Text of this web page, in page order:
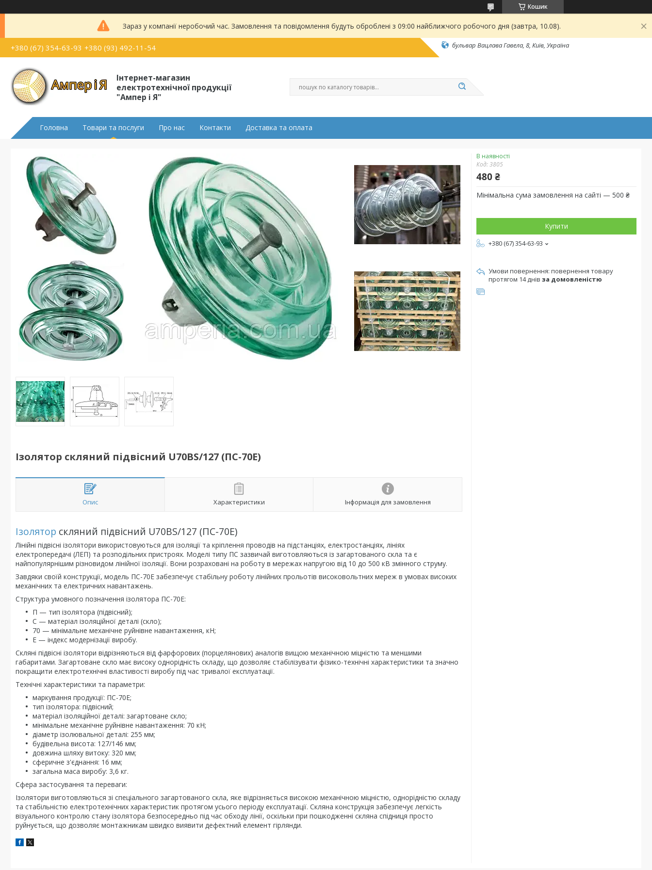
Кошик
Зараз у компанії неробочий час. Замовлення та повідомлення будуть оброблені з 09:00 найближчого робочого дня (завтра, 10.08).
+380 (67) 354-63-93 +380 (93) 492-11-54 бульвар Вацлава Гавела, 8, Київ, Україна
Інтернет-магазин
електротехнічної продукції
"Ампер і Я"
Головна Товари та послуги Про нас Контакти Доставка та оплата
Ізолятор скляний підвісний U70BS/127 (ПС-70Е)
Опис Характеристики Інформація для замовлення
Ізолятор скляний підвісний U70BS/127 (ПС-70Е)
Лінійні підвісні ізолятори використовуються для ізоляції та кріплення проводів на підстанціях, електростанціях, лініях
електропередачі (ЛЕП) та розподільних пристроях. Моделі типу ПС зазвичай виготовляються із загартованого скла та є
найпопулярнішим різновидом лінійної ізоляції. Вони розраховані на роботу в мережах напругою від 10 до 500 кВ змінного струму.
Завдяки своїй конструкції, модель ПС-70Е забезпечує стабільну роботу лінійних прольотів високовольтних мереж в умовах високих
механічних та електричних навантажень.
Структура умовного позначення ізолятора ПС-70Е:
П — тип ізолятора (підвісний);
С — матеріал ізоляційної деталі (скло);
70 — мінімальне механічне руйнівне навантаження, кН;
Е — індекс модернізації виробу.
Скляні підвісні ізолятори відрізняються від фарфорових (порцелянових) аналогів вищою механічною міцністю та меншими
габаритами. Загартоване скло має високу однорідність складу, що дозволяє стабілізувати фізико-технічні характеристики та значно
покращити електротехнічні властивості виробу під час тривалої експлуатації.
Технічні характеристики та параметри:
маркування продукції: ПС-70Е;
тип ізолятора: підвісний;
матеріал ізоляційної деталі: загартоване скло;
мінімальне механічне руйнівне навантаження: 70 кН;
діаметр ізолювальної деталі: 255 мм;
будівельна висота: 127/146 мм;
довжина шляху витоку: 320 мм;
сферичне з'єднання: 16 мм;
загальна маса виробу: 3,6 кг.
Сфера застосування та переваги:
Ізолятори виготовляються зі спеціального загартованого скла, яке відрізняється високою механічною міцністю, однорідністю складу
та стабільністю електротехнічних характеристик протягом усього періоду експлуатації. Скляна конструкція забезпечує легкість
візуального контролю стану ізолятора безпосередньо під час обходу лінії, оскільки при пошкодженні скляна спідниця просто
руйнується, що дозволяє монтажникам швидко виявити дефектний елемент гірлянди.
В наявності
Код:3805
480 ₴
Мінімальна сума замовлення на сайті — 500 ₴
Купити
+380 (67) 354-63-93
повернення товару
протягом 14 днів за домовленістю